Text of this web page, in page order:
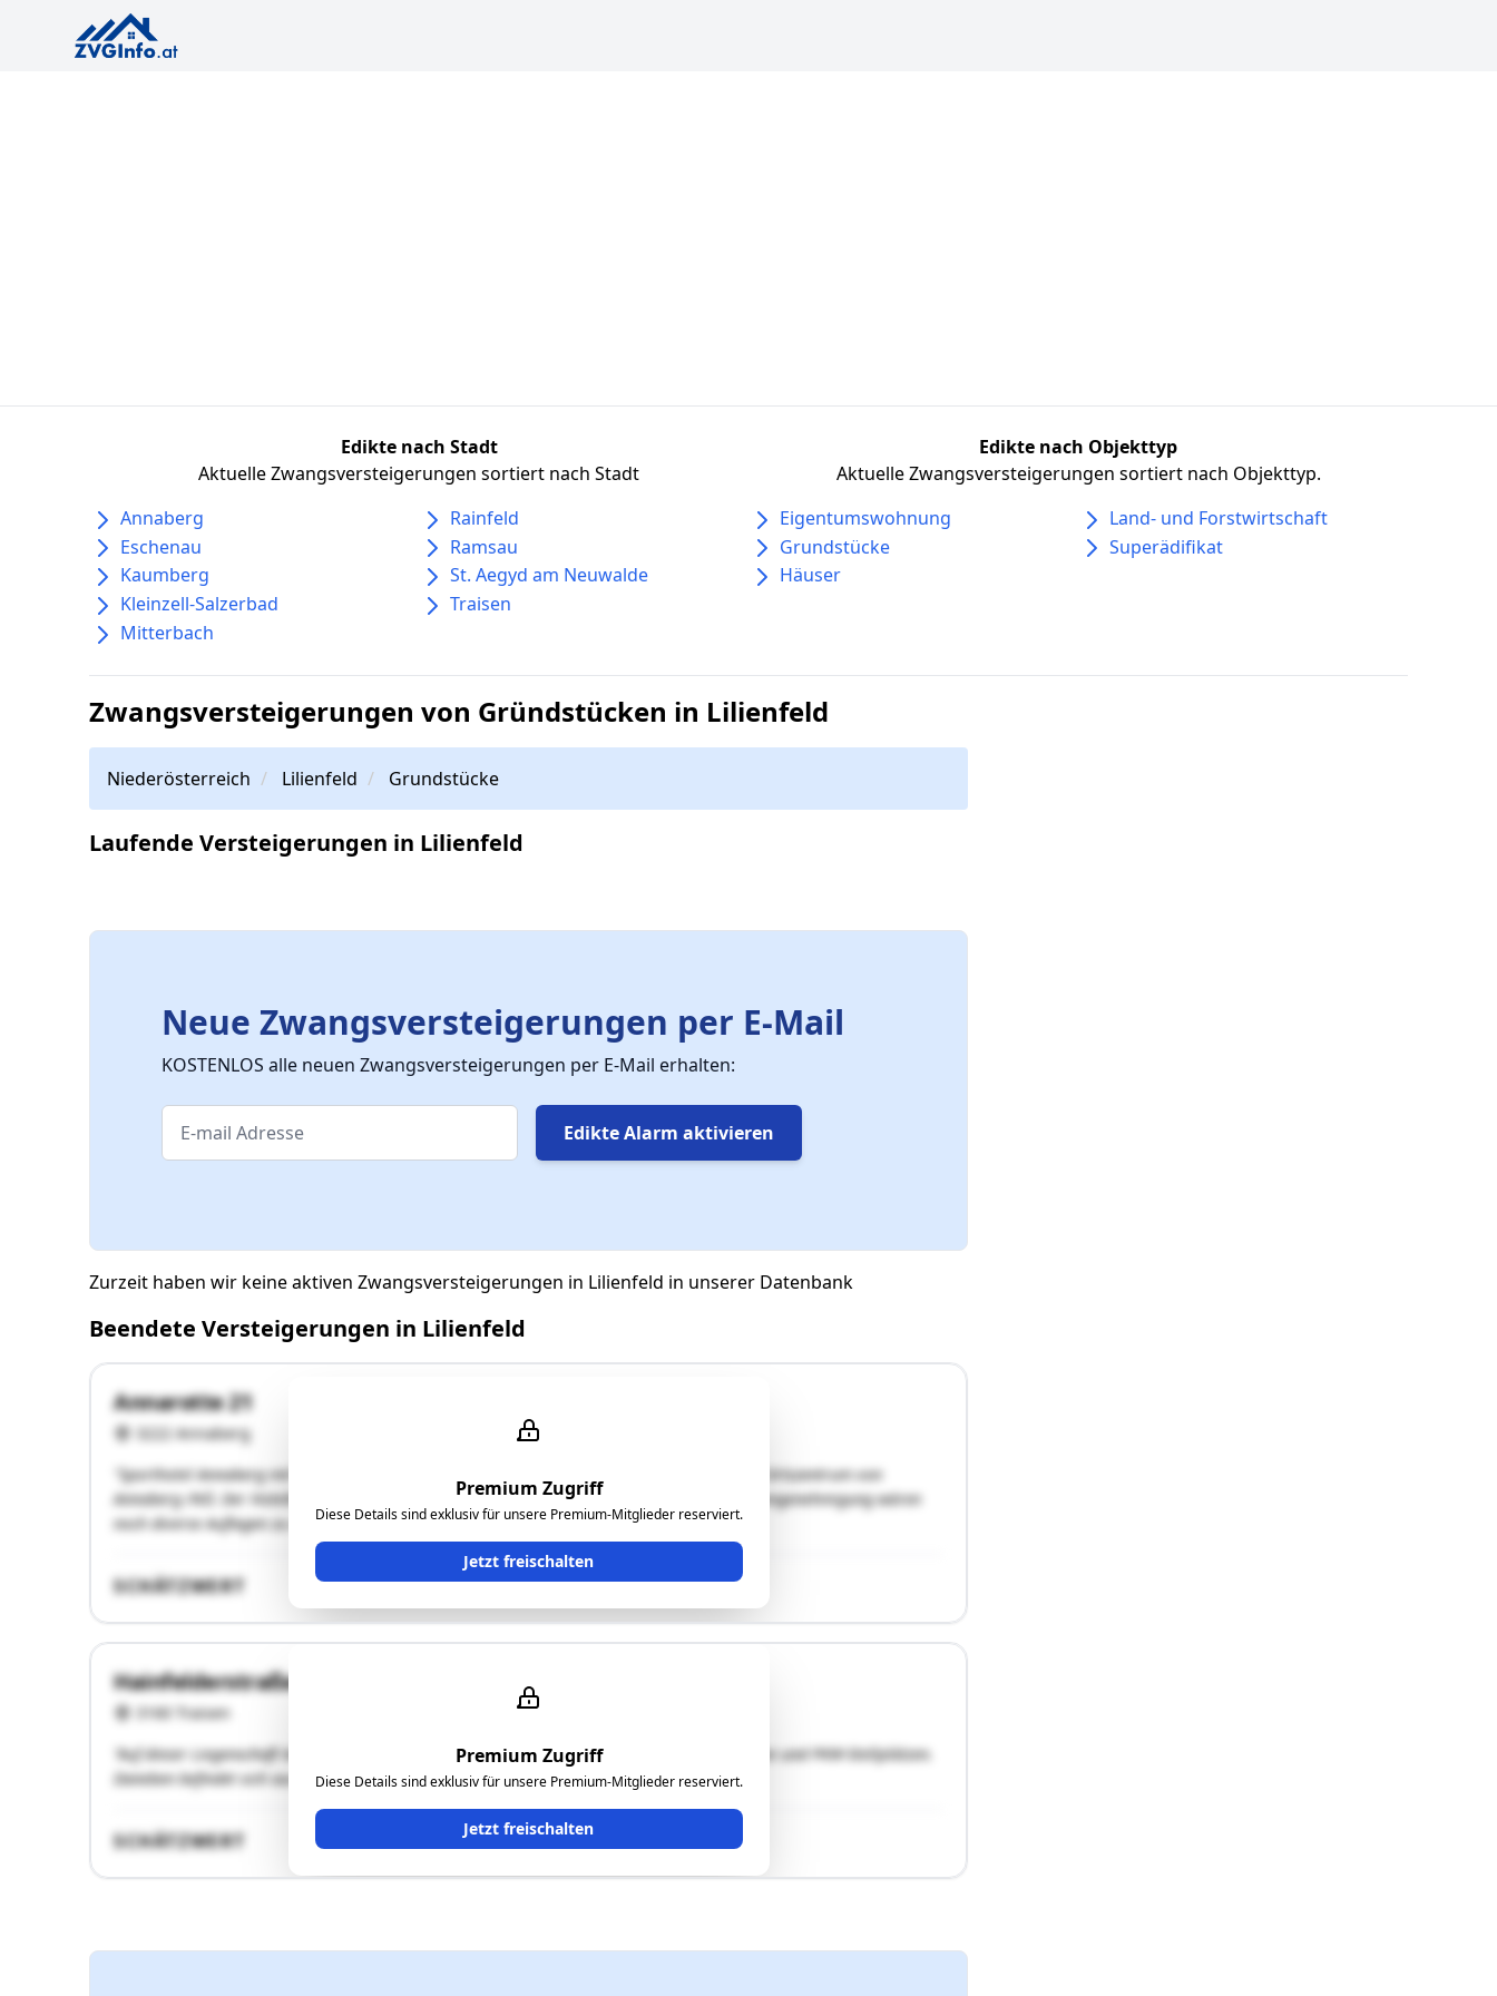
Edikte nach Stadt
Aktuelle Zwangsversteigerungen sortiert nach Stadt
Annaberg
Eschenau
Kaumberg
Kleinzell-Salzerbad
Mitterbach
Rainfeld
Ramsau
St. Aegyd am Neuwalde
Traisen
Edikte nach Objekttyp
Aktuelle Zwangsversteigerungen sortiert nach Objekttyp.
Eigentumswohnung
Grundstücke
Häuser
Land- und Forstwirtschaft
Superädifikat
Zwangsversteigerungen von Gründstücken in Lilienfeld
Niederösterreich Lilienfeld Grundstücke
Laufende Versteigerungen in Lilienfeld
Neue Zwangsversteigerungen per E-Mail
KOSTENLOS alle neuen Zwangsversteigerungen per E-Mail erhalten:
Edikte Alarm aktivieren
Zurzeit haben wir keine aktiven Zwangsversteigerungen in Lilienfeld in unserer Datenbank
Beendete Versteigerungen in Lilienfeld
Premium Zugriff
Diese Details sind exklusiv für unsere Premium-Mitglieder reserviert.
Jetzt freischalten
Annarotte 21
3222 Annaberg
"Sporthotel Annaberg mit 36 Hotelzimmern, Restaurant und Wellnessbereich (Hallenbad) im Ortszentrum von
Annaberg /NÖ. Der Hotelbetrieb wurde eingestellt. Zur Erlangung einer neuen Betriebsanlagengenehmigung wären
noch diverse Auflagen zu erfüllen."
SCHÄTZWERT
Premium Zugriff
Diese Details sind exklusiv für unsere Premium-Mitglieder reserviert.
Jetzt freischalten
Hainfelderstraße 23
3160 Traisen
"Auf dieser Liegenschaft befindet sich ein 2021 errichtetes Motel mit 18 Zimmern, Gastronomie und PKW-Stellplätzen.
Daneben befindet sich auch noch ein 2023 errichtetes Einfamilienhaus mit Nebengebäude."
SCHÄTZWERT